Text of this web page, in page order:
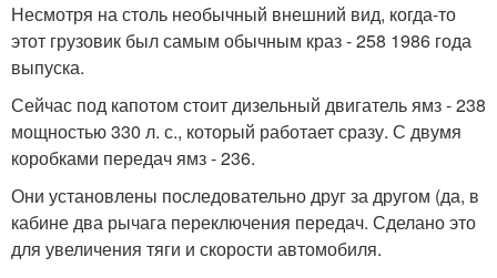
Несмотря на столь необычный внешний вид, когда-то
этот грузовик был самым обычным краз - 258 1986 года
выпуска.
Сейчас под капотом стоит дизельный двигатель ямз - 238
мощностью 330 л. с., который работает сразу. С двумя
коробками передач ямз - 236.
Они установлены последовательно друг за другом (да, в
кабине два рычага переключения передач. Сделано это
для увеличения тяги и скорости автомобиля.